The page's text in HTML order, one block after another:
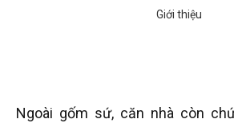
Ngoài gốm sứ, căn nhà còn